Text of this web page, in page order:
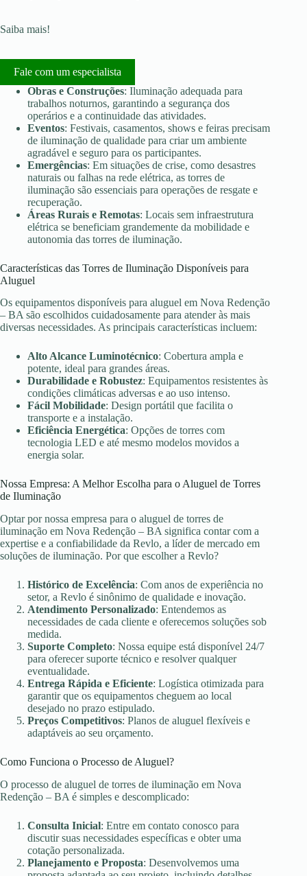
Saiba mais!
Fale com um especialista
Obras e Construções: Iluminação adequada para
trabalhos noturnos, garantindo a segurança dos
operários e a continuidade das atividades.
Eventos: Festivais, casamentos, shows e feiras precisam
de iluminação de qualidade para criar um ambiente
agradável e seguro para os participantes.
Emergências: Em situações de crise, como desastres
naturais ou falhas na rede elétrica, as torres de
iluminação são essenciais para operações de resgate e
recuperação.
Áreas Rurais e Remotas: Locais sem infraestrutura
elétrica se beneficiam grandemente da mobilidade e
autonomia das torres de iluminação.
Características das Torres de Iluminação Disponíveis para
Aluguel
Os equipamentos disponíveis para aluguel em Nova Redenção
– BA são escolhidos cuidadosamente para atender às mais
diversas necessidades. As principais características incluem:
Alto Alcance Luminotécnico: Cobertura ampla e
potente, ideal para grandes áreas.
Durabilidade e Robustez: Equipamentos resistentes às
condições climáticas adversas e ao uso intenso.
Fácil Mobilidade: Design portátil que facilita o
transporte e a instalação.
Eficiência Energética: Opções de torres com
tecnologia LED e até mesmo modelos movidos a
energia solar.
Nossa Empresa: A Melhor Escolha para o Aluguel de Torres
de Iluminação
Optar por nossa empresa para o aluguel de torres de
iluminação em Nova Redenção – BA significa contar com a
expertise e a confiabilidade da Revlo, a líder de mercado em
soluções de iluminação. Por que escolher a Revlo?
Histórico de Excelência: Com anos de experiência no
setor, a Revlo é sinônimo de qualidade e inovação.
Atendimento Personalizado: Entendemos as
necessidades de cada cliente e oferecemos soluções sob
medida.
Suporte Completo: Nossa equipe está disponível 24/7
para oferecer suporte técnico e resolver qualquer
eventualidade.
Entrega Rápida e Eficiente: Logística otimizada para
garantir que os equipamentos cheguem ao local
desejado no prazo estipulado.
Preços Competitivos: Planos de aluguel flexíveis e
adaptáveis ao seu orçamento.
Como Funciona o Processo de Aluguel?
O processo de aluguel de torres de iluminação em Nova
Redenção – BA é simples e descomplicado:
Consulta Inicial: Entre em contato conosco para
discutir suas necessidades específicas e obter uma
cotação personalizada.
Planejamento e Proposta: Desenvolvemos uma